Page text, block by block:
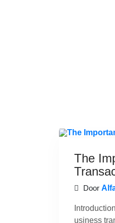
The
Door
usiness